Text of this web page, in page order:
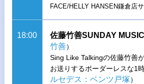
FACE/HELLY HANSEN鎌倉店サ
18:00 佐藤竹善SUNDAY
竹善）
Sing Like Talkingの佐藤竹善
お送りするボーダーレスな1
ルセデス：ベンツ戸塚）